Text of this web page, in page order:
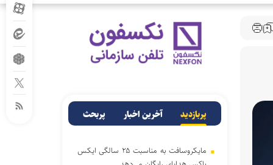
پربازدید آخرین اخبار پربحث
مایکروسافت به مناسبت ۲۵ سالگی ایکس